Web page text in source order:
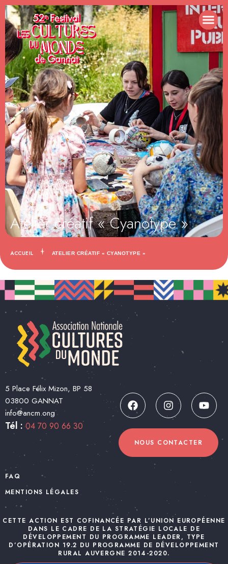
Atelier créatif « Cyanotype »
ACCUEIL ATELIER CRÉATIF « CYANOTYPE »
5 Place Félix Mizon, BP 58
03800 GANNAT
info@ancm.ong
Tél :04 70 90 66 30
NOUS CONTACTER
FAQ
MENTIONS LÉGALES
CETTE ACTION EST COFINANCÉE PAR L’UNION EUROPÉENNE
DANS LE CADRE DE LA STRATÉGIE LOCALE DE
DÉVELOPPEMENT DU PROGRAMME LEADER, TYPE
D’OPÉRATION 19.2 DU PROGRAMME DE DÉVELOPPEMENT
RURAL AUVERGNE 2014-2020.